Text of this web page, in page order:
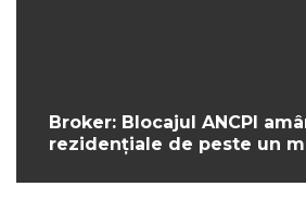
Broker: Blocajul ANCPI
rezidențiale de peste un